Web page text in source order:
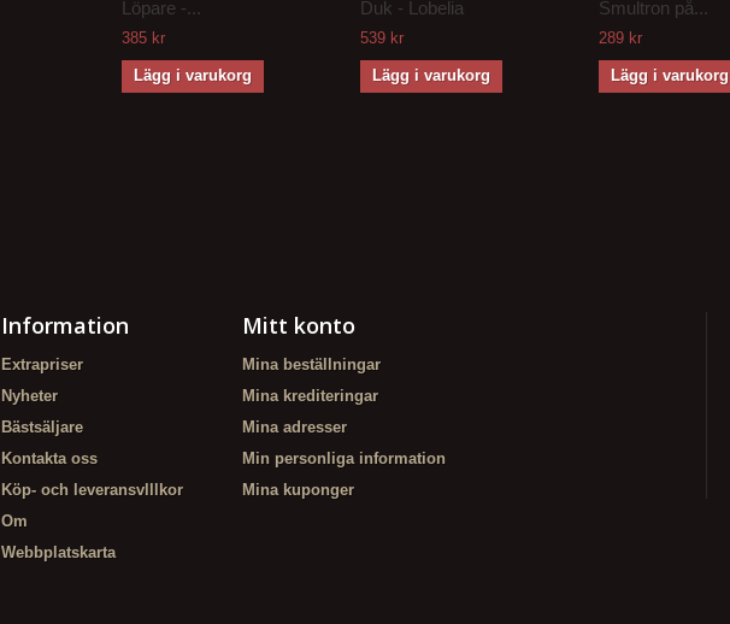
Löpare -...
385 kr
Lägg i varukorg
Duk - Lobelia
539 kr
Lägg i varukorg
Smultron på...
289 kr
Lägg i varukorg
Information
Extrapriser
Nyheter
Bästsäljare
Kontakta oss
Köp- och leveransvlllkor
Om
Webbplatskarta
Mitt konto
Mina beställningar
Mina krediteringar
Mina adresser
Min personliga information
Mina kuponger